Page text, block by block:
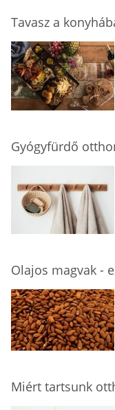
Tavasz a
Gyógyfürdő
Olajos magvak -
Miért tartsunk